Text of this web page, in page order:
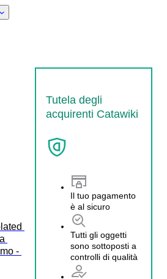
dell’orologio
-
Tutela degli
acquirenti Catawiki
Il tuo pagamento
è al sicuro
Tutti gli oggetti
sono sottoposti a
controlli di qualità